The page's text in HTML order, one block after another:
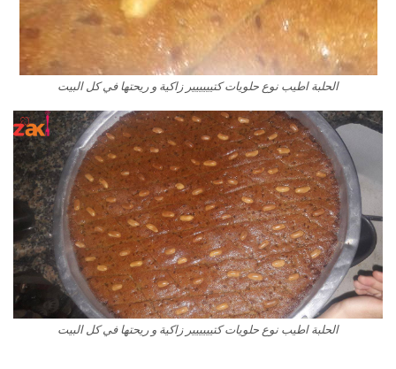
الحلبة اطيب نوع حلويات كتيييييير زاكية و ريحتها في كل البيت
الحلبة اطيب نوع حلويات كتيييييير زاكية و ريحتها في كل البيت